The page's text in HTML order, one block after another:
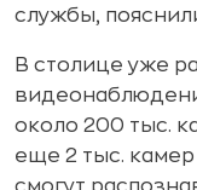
службы,
В столице уже
около 200 тыс.
еще 2 тыс.